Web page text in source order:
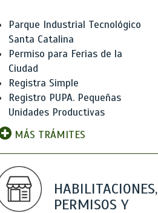
Parque Industrial Tecnológico
Santa Catalina
Permiso para Ferias de la
Ciudad
Registra Simple
Registro PUPA. Pequeñas
Unidades Productivas
MÁS TRÁMITES
HABILITACIONES,
PERMISOS Y